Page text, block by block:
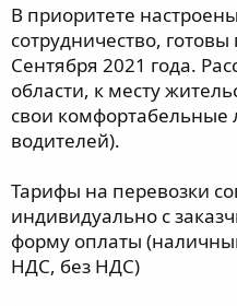
В приоритете
сотрудничество,
Сентября 2021 года.
области, к месту
свои комфортабельные
водителей).
Тарифы на перевозки
индивидуально с
форму оплаты
НДС, без НДС)